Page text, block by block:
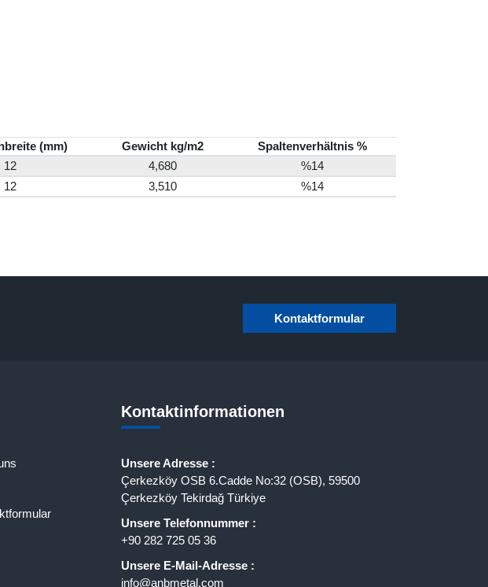
(mm) Gewicht kg/m2
Spaltenverhältnis %
12 4,680
%14
12 3,510 %14
Kontaktformular
Kontaktinformationen
Unsere Adresse :
Çerkezköy OSB 6.Cadde No:32 (OSB), 59500
Çerkezköy Tekirdağ Türkiye
Unsere Telefonnummer :
+90 282 725 05 36
Unsere E-Mail-Adresse :
info@anbmetal.com